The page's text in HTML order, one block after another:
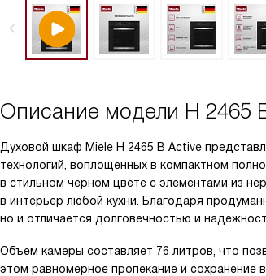
Описание модели H 2465
Духовой шкаф Miele H 2465 B Active
технологий, воплощенных в компактном
в стильном черном цвете с элементами из
в интерьер любой кухни. Благодаря
но и отличается долговечностью и
Объем камеры составляет 76 литров, что
этом равномерное пропекание и сохранение